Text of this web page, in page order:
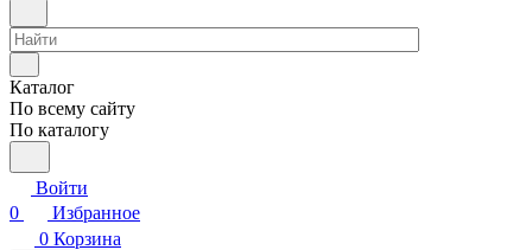
Каталог
По всему сайту
По каталогу
Войти
0
Избранное
0 Корзина